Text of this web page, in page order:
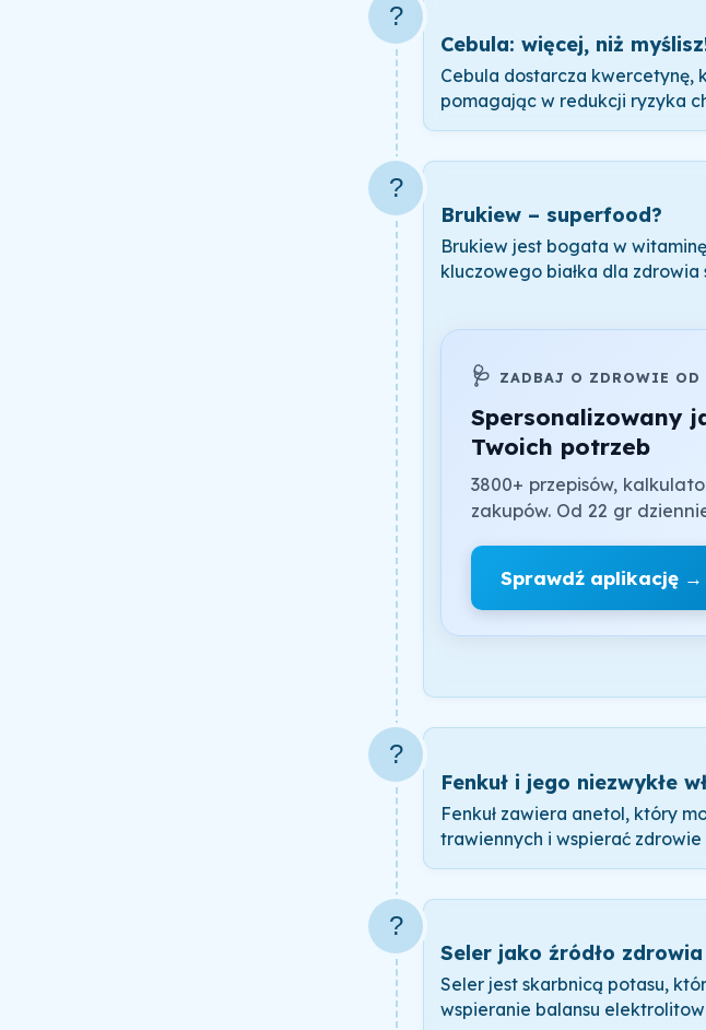
?
Cebula: więcej, niż
Cebula dostarcza kwercetynę,
pomagając w redukcji ryzyka
?
Brukiew – superfood?
Brukiew jest bogata w
kluczowego białka dla zdrowia
🩺 ZADBAJ O ZDROWIE OD
Spersonalizowany
Twoich potrzeb
3800+ przepisów,
zakupów. Od 22 gr
Sprawdź aplikację →
?
Fenkuł i jego niezwykłe
Fenkuł zawiera anetol, który
trawiennych i wspierać
?
Seler jako źródło zdrowia
Seler jest skarbnicą potasu,
wspieranie balansu